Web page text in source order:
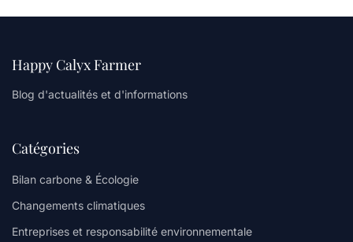
Happy Calyx Farmer
Blog d'actualités et d'informations
Catégories
Bilan carbone & Écologie
Changements climatiques
Entreprises et responsabilité environnementale